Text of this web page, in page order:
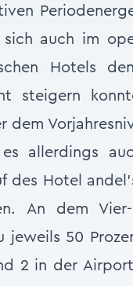
auch im
Hotels
steigern
dem
allerdings
Hotel
An dem Vier-
jeweils 50
2 in der